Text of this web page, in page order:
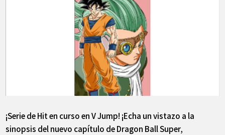
¡Serie de Hit en curso en V Jump! ¡Echa un vistazo a la
sinopsis del nuevo capítulo de Dragon Ball Super,